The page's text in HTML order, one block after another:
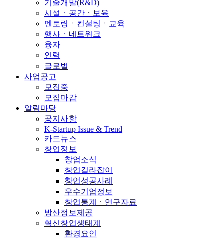
기술개발(R&D)
시설ㆍ공간ㆍ보육
멘토링ㆍ컨설팅ㆍ교육
행사ㆍ네트워크
융자
인력
글로벌
사업공고
모집중
모집마감
알림마당
공지사항
K-Startup Issue & Trend
카드뉴스
창업정보
창업소식
창업길라잡이
창업성공사례
우수기업정보
창업통계ㆍ연구자료
방산정보제공
혁신창업생태계
환경요인